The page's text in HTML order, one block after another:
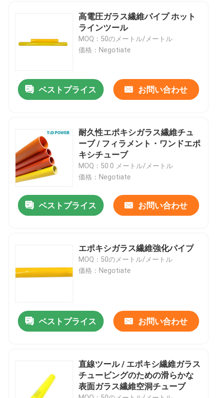
製品
ビデオ
わたしたち に つい て
品質管理
ニュース
引金 を 求め て ください
鉄道隔熱器
高電圧ガラス繊維パイプ ホット
ラインツール
MOQ：50のメートル/メートル
価格：Negotiate
ベストプライス お問い合わせ
耐久性エポキシガラス繊維チュ
ーブ / フィラメント・ワンドエポ
キシチューブ
MOQ：50.0 メートル/メートル
価格：Negotiate
ベストプライス お問い合わせ
エポキシガラス繊維強化パイプ
MOQ：50のメートル/メートル
価格：Negotiate
ベストプライス お問い合わせ
直線ツール / エポキシ繊維ガラス
チュービングのための滑らかな
表面ガラス繊維空洞チューブ